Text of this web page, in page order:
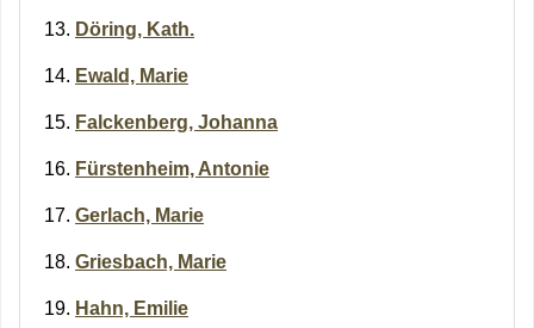
Döring, Kath.
Ewald, Marie
Falckenberg, Johanna
Fürstenheim, Antonie
Gerlach, Marie
Griesbach, Marie
Hahn, Emilie